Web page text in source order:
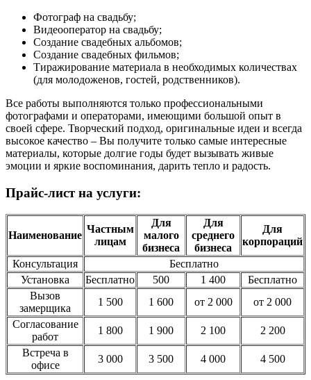
Фотограф на свадьбу;
Видеооператор на свадьбу;
Создание свадебных альбомов;
Создание свадебных фильмов;
Тиражирование материала в необходимых количествах
(для молодоженов, гостей, родственников).
Все работы выполняются только профессиональными
фотографами и операторами, имеющими большой опыт в
своей сфере. Творческий подход, оригинальные идеи и всегда
высокое качество – Вы получите только самые интересные
материалы, которые долгие годы будет вызывать живые
эмоции и яркие воспоминания, дарить тепло и радость.
Прайс-лист на услуги:
Наименование
Частным
лицам
Для
малого
бизнеса
Для
среднего
бизнеса
Для
корпораций
Консультация
Бесплатно
Установка
Бесплатно 500 1 400
Бесплатно
Вызов
замерщика
1 500 1 600 от 2 000
от 2 000
Согласование
работ
1 800 1 900 2 100
2 200
Встреча в
офисе
3 000 3 500 4 000 4 500